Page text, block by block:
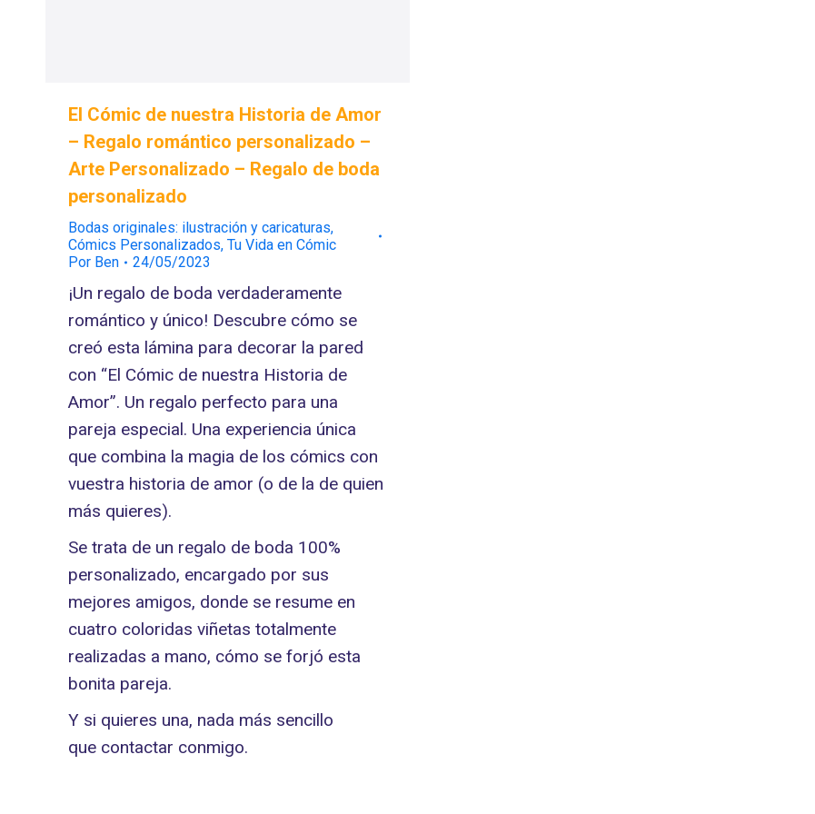
El Cómic de nuestra Historia de Amor
– Regalo romántico personalizado –
Arte Personalizado – Regalo de boda
personalizado
Bodas originales: ilustración y caricaturas,
Cómics Personalizados, Tu Vida en Cómic
Por Ben 24/05/2023
¡Un regalo de boda verdaderamente
romántico y único! Descubre cómo se
creó esta lámina para decorar la pared
con “El Cómic de nuestra Historia de
Amor”. Un regalo perfecto para una
pareja especial. Una experiencia única
que combina la magia de los cómics con
vuestra historia de amor (o de la de quien
más quieres).
Se trata de un regalo de boda 100%
personalizado, encargado por sus
mejores amigos, donde se resume en
cuatro coloridas viñetas totalmente
realizadas a mano, cómo se forjó esta
bonita pareja.
Y si quieres una, nada más sencillo
que contactar conmigo.